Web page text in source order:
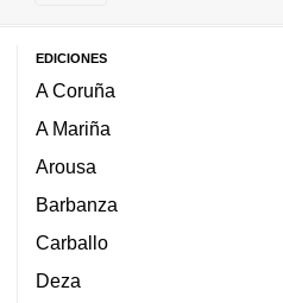
EDICIONES
A Coruña
A Mariña
Arousa
Barbanza
Carballo
Deza